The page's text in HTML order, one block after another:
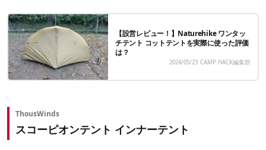
【設営レビュー！】Naturehike ワンタッ
チテント コットテントを実際に使った評価
は？
2024/05/23 CAMP HACK編集部
ThousWinds
スコーピオンテント インナーテント